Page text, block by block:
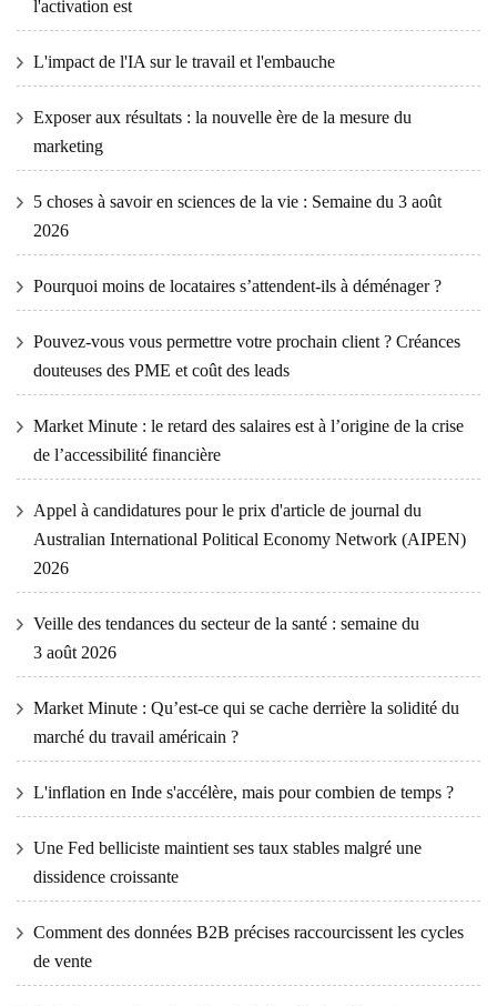
l'activation est
L'impact de l'IA sur le travail et l'embauche
Exposer aux résultats : la nouvelle ère de la mesure du
marketing
5 choses à savoir en sciences de la vie : Semaine du 3 août
2026
Pourquoi moins de locataires s’attendent-ils à déménager ?
Pouvez-vous vous permettre votre prochain client ? Créances
douteuses des PME et coût des leads
Market Minute : le retard des salaires est à l’origine de la crise
de l’accessibilité financière
Appel à candidatures pour le prix d'article de journal du
Australian International Political Economy Network (AIPEN)
2026
Veille des tendances du secteur de la santé : semaine du
3 août 2026
Market Minute : Qu’est-ce qui se cache derrière la solidité du
marché du travail américain ?
L'inflation en Inde s'accélère, mais pour combien de temps ?
Une Fed belliciste maintient ses taux stables malgré une
dissidence croissante
Comment des données B2B précises raccourcissent les cycles
de vente